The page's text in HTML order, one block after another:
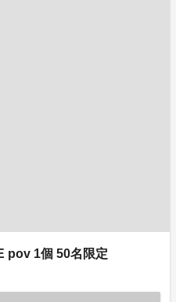
pov 1個 50名限定